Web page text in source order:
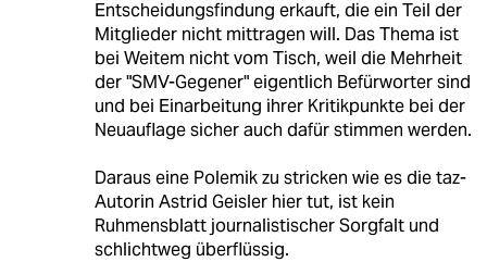
Entscheidungsfindung erkauft, die ein Teil der
Mitglieder nicht mittragen will. Das Thema ist
bei Weitem nicht vom Tisch, weil die Mehrheit
der "SMV-Gegener" eigentlich Befürworter sind
und bei Einarbeitung ihrer Kritikpunkte bei der
Neuauflage sicher auch dafür stimmen werden.
Daraus eine Polemik zu stricken wie es die taz-
Autorin Astrid Geisler hier tut, ist kein
Ruhmensblatt journalistischer Sorgfalt und
schlichtweg überflüssig.